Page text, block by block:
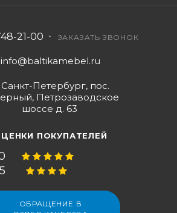
21-00 ЗАКАЗАТЬ ЗВОНОК
info@baltikamebel.ru
Санкт-Петербург, пос.
Петрозаводское
шоссе д. 63
ПОКУПАТЕЛЕЙ
ОБРАЩЕНИЕ В